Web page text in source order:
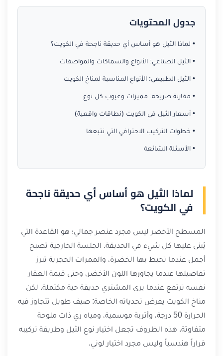
جدول المحتويات
• لماذا الثيل هو أساس أي حديقة ناجحة في الكويت؟
• الثيل الصناعي: الأنواع والسماكات والمواصفات
• الثيل الطبيعي: الأنواع المناسبة لمناخ الكويت
• مقارنة صريحة: مميزات وعيوب كل نوع
• أسعار الثيل في الكويت (نطاقات واقعية)
• خطوات التركيب الاحترافي التي نتبعها
• الأسئلة الشائعة
لماذا الثيل هو أساس أي حديقة ناجحة
في الكويت؟
المسطح الأخضر ليس مجرد عنصر جمالي؛ هو القاعدة التي
يُبنى عليها كل شيء في الحديقة. الجلسة الخارجية تصبح
أجمل عندما تحيط بها الخضرة، والممرات الحجرية تبرز
تفاصيلها عندما يجاورها اللون الأخضر، وحتى قيمة العقار
نفسه ترتفع عندما يرى المشتري حديقة حية مكتملة. لكن
مناخ الكويت يفرض تحدياته الخاصة: صيف طويل تتجاوز فيه
الحرارة 50 درجة، وأتربة موسمية، ومياه ري ذات ملوحة
متفاوتة. هذه الظروف تجعل اختيار نوع الثيل وطريقة تركيبه
قراراً هندسياً وليس مجرد اختيار لوني.